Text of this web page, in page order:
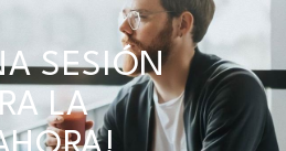
SESIÓN
LA